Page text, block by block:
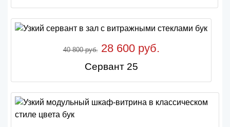
40 800 руб.28 600 руб.
Сервант 25